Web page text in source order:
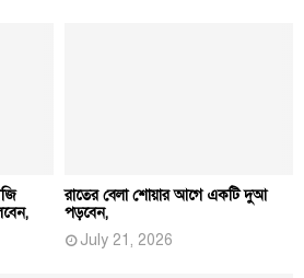
রাতের বেলা শোয়ার আগে একটি দুআ
পড়বেন,
July 21, 2026